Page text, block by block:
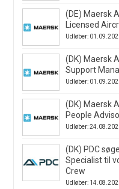
(DE) Maersk
Licensed
Udløber:
(DK) Maersk
Support
Udløber:
(DK) Maersk
People
Udløber:
(DK) PDC
Specialist til
Crew
Udløber: